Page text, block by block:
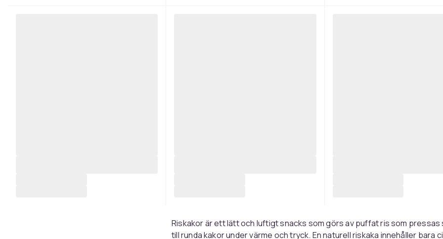
Riskakor är ett lätt och luftigt snacks som görs av puffat ris som pressas
till runda kakor under värme och tryck. En naturell riskaka innehåller bara